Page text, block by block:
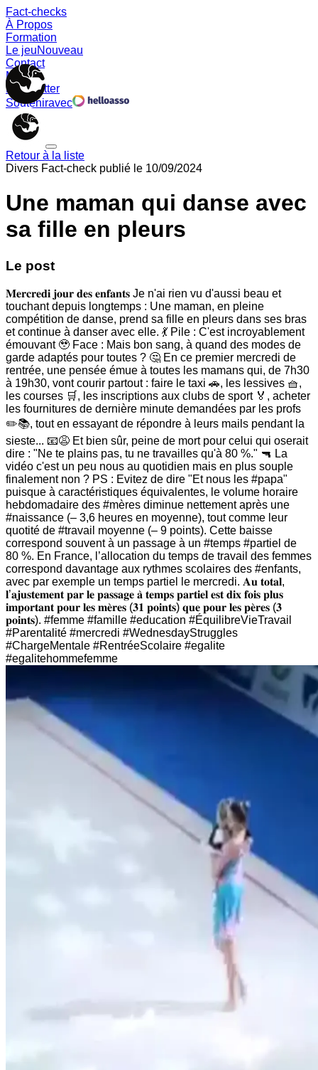
Fact-checks
À Propos
Formation
Le jeuNouveau
Contact
Memes
Newsletter
Souteniravec
Retour à la liste
Divers Fact-check publié le 10/09/2024
Une maman qui danse avec
sa fille en pleurs
Le post
𝐌𝐞𝐫𝐜𝐫𝐞𝐝𝐢 𝐣𝐨𝐮𝐫 𝐝𝐞𝐬 𝐞𝐧𝐟𝐚𝐧𝐭𝐬 Je n'ai rien vu d'aussi beau et
touchant depuis longtemps : Une maman, en pleine
compétition de danse, prend sa fille en pleurs dans ses bras
et continue à danser avec elle. 💃 Pile : C'est incroyablement
émouvant 🥹 Face : Mais bon sang, à quand des modes de
garde adaptés pour toutes ? 🤔 En ce premier mercredi de
rentrée, une pensée émue à toutes les mamans qui, de 7h30
à 19h30, vont courir partout : faire le taxi 🚗, les lessives 🧺,
les courses 🛒, les inscriptions aux clubs de sport 🏅, acheter
les fournitures de dernière minute demandées par les profs
✏️📚, tout en essayant de répondre à leurs mails pendant la
sieste... 📧😩 Et bien sûr, peine de mort pour celui qui oserait
dire : "Ne te plains pas, tu ne travailles qu'à 80 %." 🔫 La
vidéo c'est un peu nous au quotidien mais en plus souple
finalement non ? PS : Evitez de dire "Et nous les #papa"
puisque à caractéristiques équivalentes, le volume horaire
hebdomadaire des #mères diminue nettement après une
#naissance (– 3,6 heures en moyenne), tout comme leur
quotité de #travail moyenne (– 9 points). Cette baisse
correspond souvent à un passage à un #temps #partiel de
80 %. En France, l’allocation du temps de travail des femmes
correspond davantage aux rythmes scolaires des #enfants,
avec par exemple un temps partiel le mercredi. 𝐀𝐮 𝐭𝐨𝐭𝐚𝐥,
𝐥’𝐚𝐣𝐮𝐬𝐭𝐞𝐦𝐞𝐧𝐭 𝐩𝐚𝐫 𝐥𝐞 𝐩𝐚𝐬𝐬𝐚𝐠𝐞 𝐚̀ 𝐭𝐞𝐦𝐩𝐬 𝐩𝐚𝐫𝐭𝐢𝐞𝐥 𝐞𝐬𝐭 𝐝𝐢𝐱 𝐟𝐨𝐢𝐬 𝐩𝐥𝐮𝐬
𝐢𝐦𝐩𝐨𝐫𝐭𝐚𝐧𝐭 𝐩𝐨𝐮𝐫 𝐥𝐞𝐬 𝐦𝐞̀𝐫𝐞𝐬 (𝟑𝟏 𝐩𝐨𝐢𝐧𝐭𝐬) 𝐪𝐮𝐞 𝐩𝐨𝐮𝐫 𝐥𝐞𝐬 𝐩𝐞̀𝐫𝐞𝐬 (𝟑
𝐩𝐨𝐢𝐧𝐭𝐬). #femme #famille #education #ÉquilibreVieTravail
#Parentalité #mercredi #WednesdayStruggles
#ChargeMentale #RentréeScolaire #egalite
#egalitehommefemme